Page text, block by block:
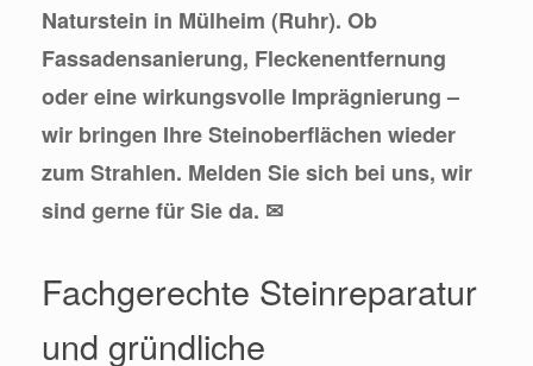
Naturstein in Mülheim (Ruhr). Ob
Fassadensanierung, Fleckenentfernung
oder eine wirkungsvolle Imprägnierung –
wir bringen Ihre Steinoberflächen wieder
zum Strahlen. Melden Sie sich bei uns, wir
sind gerne für Sie da. ✉
Fachgerechte Steinreparatur
und gründliche